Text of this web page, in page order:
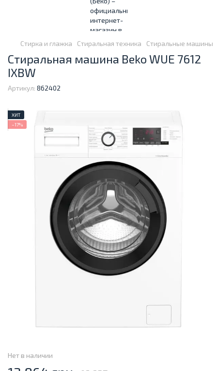
Стирка и глажка Стиральная техника Стиральные машины
Стиральная машина Beko WUE 7612
IXBW
Артикул: 862402
ХИТ
−17%
Нет в наличии